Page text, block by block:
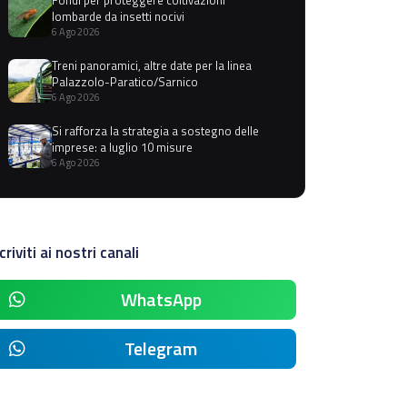
lombarde da insetti nocivi
6 Ago 2026
Treni panoramici, altre date per la linea
Palazzolo-Paratico/Sarnico
6 Ago 2026
Si rafforza la strategia a sostegno delle
imprese: a luglio 10 misure
6 Ago 2026
ai nostri canali
WhatsApp
Telegram